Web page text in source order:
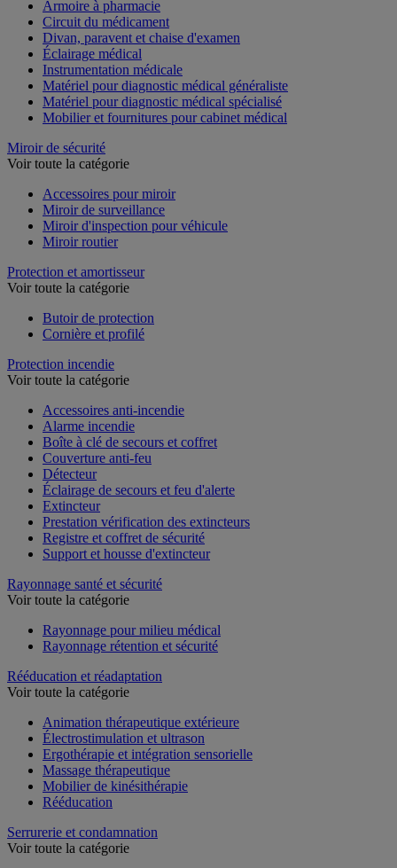
Armoire à pharmacie
Circuit du médicament
Divan, paravent et chaise d'examen
Éclairage médical
Instrumentation médicale
Matériel pour diagnostic médical généraliste
Matériel pour diagnostic médical spécialisé
Mobilier et fournitures pour cabinet médical
Miroir de sécurité
Voir toute la catégorie
Accessoires pour miroir
Miroir de surveillance
Miroir d'inspection pour véhicule
Miroir routier
Protection et amortisseur
Voir toute la catégorie
Butoir de protection
Cornière et profilé
Protection incendie
Voir toute la catégorie
Accessoires anti-incendie
Alarme incendie
Boîte à clé de secours et coffret
Couverture anti-feu
Détecteur
Éclairage de secours et feu d'alerte
Extincteur
Prestation vérification des extincteurs
Registre et coffret de sécurité
Support et housse d'extincteur
Rayonnage santé et sécurité
Voir toute la catégorie
Rayonnage pour milieu médical
Rayonnage rétention et sécurité
Rééducation et réadaptation
Voir toute la catégorie
Animation thérapeutique extérieure
Électrostimulation et ultrason
Ergothérapie et intégration sensorielle
Massage thérapeutique
Mobilier de kinésithérapie
Rééducation
Serrurerie et condamnation
Voir toute la catégorie